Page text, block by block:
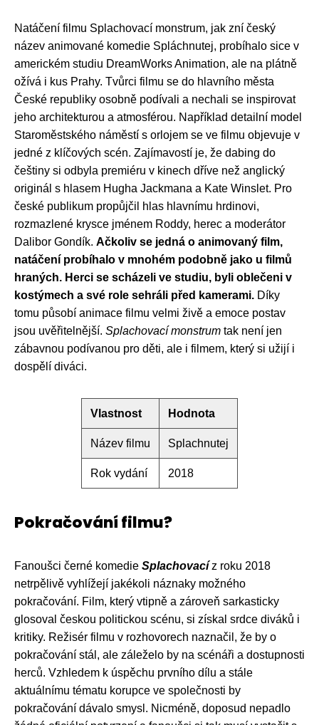
Natáčení filmu Splachovací monstrum, jak zní český
název animované komedie Spláchnutej, probíhalo sice v
americkém studiu DreamWorks Animation, ale na plátně
ožívá i kus Prahy. Tvůrci filmu se do hlavního města
České republiky osobně podívali a nechali se inspirovat
jeho architekturou a atmosférou. Například detailní model
Staroměstského náměstí s orlojem se ve filmu objevuje v
jedné z klíčových scén. Zajímavostí je, že dabing do
češtiny si odbyla premiéru v kinech dříve než anglický
originál s hlasem Hugha Jackmana a Kate Winslet. Pro
české publikum propůjčil hlas hlavnímu hrdinovi,
rozmazlené krysce jménem Roddy, herec a moderátor
Dalibor Gondík. Ačkoliv se jedná o animovaný film,
natáčení probíhalo v mnohém podobně jako u filmů
hraných. Herci se scházeli ve studiu, byli oblečeni v
kostýmech a své role sehráli před kamerami. Díky
tomu působí animace filmu velmi živě a emoce postav
jsou uvěřitelnější. Splachovací monstrum tak není jen
zábavnou podívanou pro děti, ale i filmem, který si užijí i
dospělí diváci.
Vlastnost Hodnota
Název filmu Splachnutej
Rok vydání 2018
Pokračování filmu?
Fanoušci černé komedie Splachovacíz roku 2018
netrpělivě vyhlížejí jakékoli náznaky možného
pokračování. Film, který vtipně a zároveň sarkasticky
glosoval českou politickou scénu, si získal srdce diváků i
kritiky. Režisér filmu v rozhovorech naznačil, že by o
pokračování stál, ale záleželo by na scénáři a dostupnosti
herců. Vzhledem k úspěchu prvního dílu a stále
aktuálnímu tématu korupce ve společnosti by
pokračování dávalo smysl. Nicméně, doposud nepadlo